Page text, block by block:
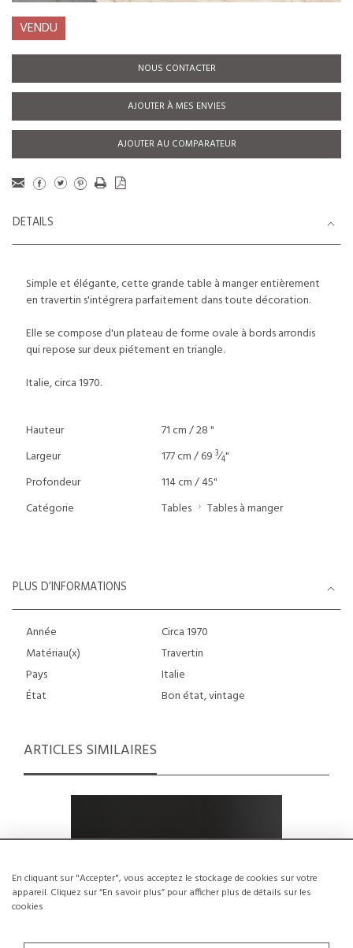
En cliquant sur "Accepter", vous acceptez le stockage de cookies sur votre
appareil. Cliquez sur “En savoir plus” pour afficher plus de détails sur les
cookies
VENDU
NOUS CONTACTER
AJOUTER À MES ENVIES
AJOUTER AU COMPARATEUR
DETAILS
Simple et élégante, cette grande table à manger entièrement
en travertin s'intégrera parfaitement dans toute décoration.
Elle se compose d'un plateau de forme ovale à bords arrondis
qui repose sur deux piétement en triangle.
Italie, circa 1970.
Hauteur
71 cm / 28 "
Largeur
177 cm / 69 3⁄4"
Profondeur
114 cm / 45"
Catégorie
Tables Tables à manger
PLUS D’INFORMATIONS
Année
Circa 1970
Matériau(x)
Travertin
Pays
Italie
État
Bon état, vintage
ARTICLES SIMILAIRES